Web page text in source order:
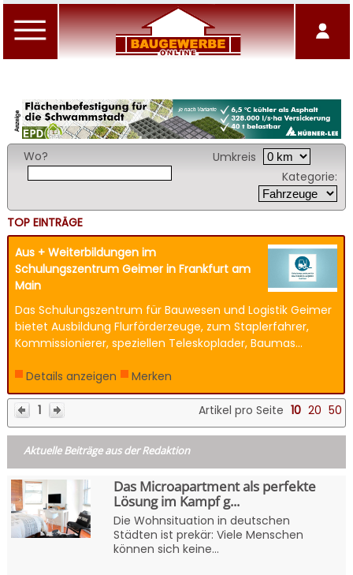
Wo?
Umkreis
Kategorie:
TOP EINTRÄGE
Aus + Weiterbildungen im
Schulungszentrum Geimer in Frankfurt am
Main
Das Schulungszentrum für Bauwesen und Logistik Geimer
bietet Ausbildung Flurförderzeuge, zum Staplerfahrer,
Kommissionierer, speziellen Teleskoplader, Baumas...
Details anzeigen Merken
1 Artikel pro Seite 10 20 50
Aktuelle Beiträge aus der Redaktion
Das Microapartment als perfekte
Lösung im Kampf g...
Die Wohnsituation in deutschen
Städten ist prekär: Viele Menschen
können sich keine...